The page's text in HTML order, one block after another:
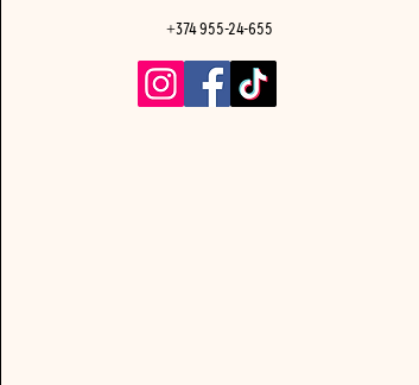
+374 955-24-655